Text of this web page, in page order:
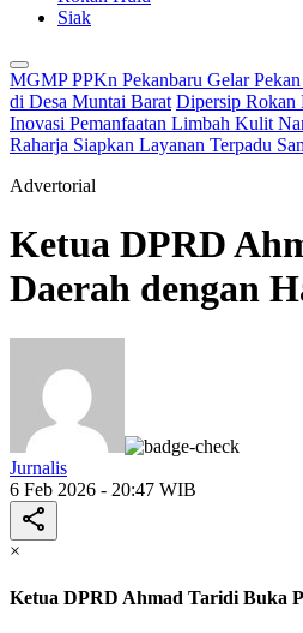
Siak
MGMP PPKn Pekanbaru Gelar
di Desa Muntai Barat Dipersip Rokan
Inovasi Pemanfaatan Limbah Kulit
Raharja Siapkan Layanan Terpadu
Advertorial
Ketua DPRD
Daerah dengan
Jurnalis
6 Feb 2026 - 20:47 WIB
×
Ketua DPRD Ahmad Taridi Buka